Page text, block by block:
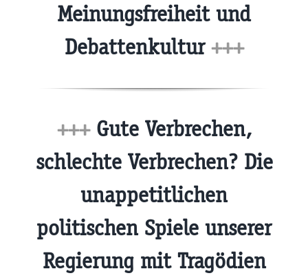
Meinungsfreiheit und
Debattenkultur+++
+++Gute Verbrechen,
schlechte Verbrechen? Die
unappetitlichen
politischen Spiele unserer
Regierung mit Tragödien